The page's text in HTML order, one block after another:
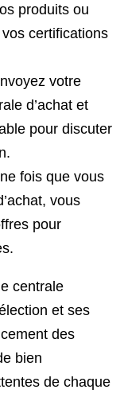
produits ou
certifications
votre
d’achat et
pour discuter
fois que vous
vous
pour
centrale
et ses
des
bien
de chaque